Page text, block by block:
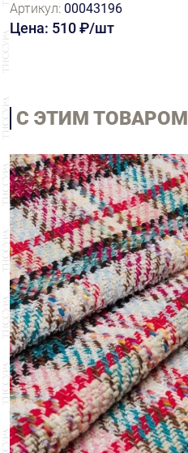
Артикул: 00043196
Цена: 510 ₽/шт
С ЭТИМ ТОВАРОМ